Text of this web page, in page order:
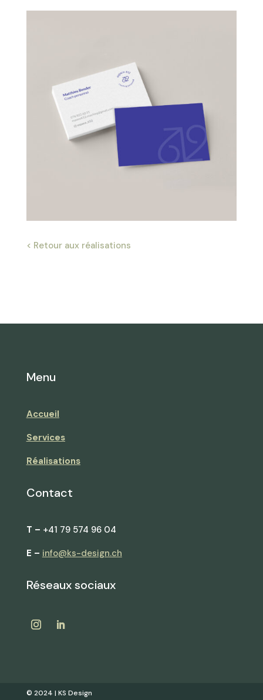
< Retour aux réalisations
Menu
Accueil
Services
Réalisations
Contact
T – +41 79 574 96 04
E – info@ks-design.ch
Réseaux sociaux
© 2024 | KS Design